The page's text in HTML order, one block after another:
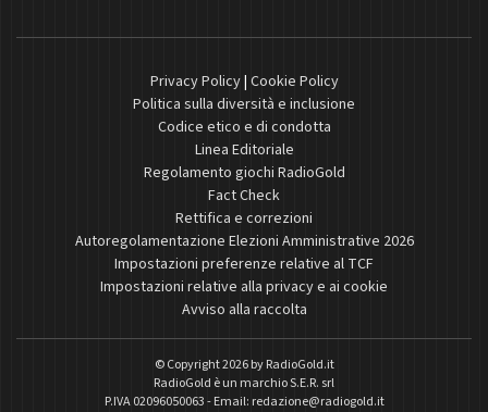
Privacy Policy| Cookie Policy
Politica sulla diversità e inclusione
Codice etico e di condotta
Linea Editoriale
Regolamento giochi RadioGold
Fact Check
Rettifica e correzioni
Autoregolamentazione Elezioni Amministrative 2026
Impostazioni preferenze relative al TCF
Impostazioni relative alla privacy e ai cookie
Avviso alla raccolta
© Copyright 2026 byRadioGold.it
RadioGold è un marchio S.E.R. srl
P.IVA 02096050063 - Email: redazione@radiogold.it